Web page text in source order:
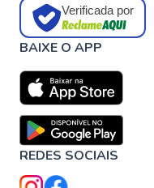
Verificada por
BAIXE O APP
REDES SOCIAIS